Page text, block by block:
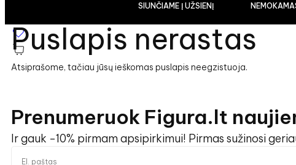
SIUNČIAME Į UŽSIENĮ NEMOKAMAS
Puslapis nerastas
Atsiprašome, tačiau jūsų ieškomas puslapis neegzistuoja.
Prenumeruok Figura.lt
Ir gauk -10% pirmam apsipirkimui! Pirmas sužinosi